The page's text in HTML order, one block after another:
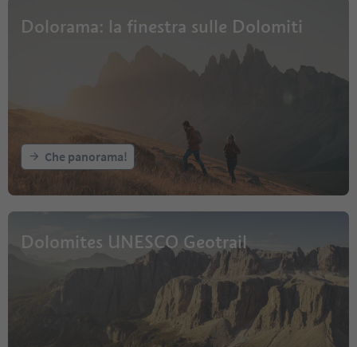
Dolorama: la finestra sulle Dolomiti
Che panorama!
Dolomites UNESCO Geotrail